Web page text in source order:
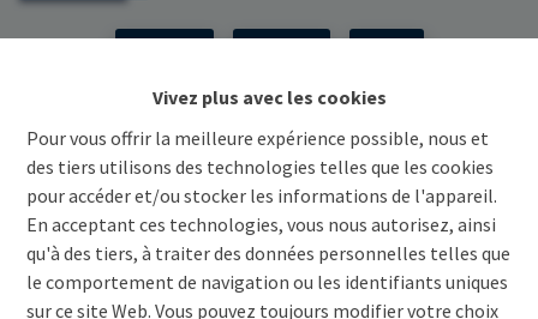
Vivez plus avec les cookies
Pour vous offrir la meilleure expérience possible, nous et
des tiers utilisons des technologies telles que les cookies
pour accéder et/ou stocker les informations de l'appareil.
En acceptant ces technologies, vous nous autorisez, ainsi
qu'à des tiers, à traiter des données personnelles telles que
le comportement de navigation ou les identifiants uniques
sur ce site Web. Vous pouvez toujours modifier votre choix
Demande d'informations
2 143.8 m²